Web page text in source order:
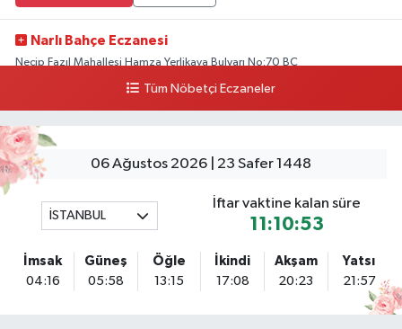
Narlı Bahçe Eczanesi
Necip Fazıl Mahallesi Hamza Yerlikaya Bulvarı No:70 BC
Yol Tarifi Al
Erenköy Rüzgar Eczanesi
Erenköy Mahallesi Kantarcırıza Sokak No:23 B
Serenay Eczanesi
Mimar Sinan Merkez Mahallesi Bayar Sokak No:35 A MİMARSİNAN
DEVLET HASTANESİNİN ÜST GEÇİDİNDEN KARŞI YOLA GEÇİNCE 200M
YÜRÜME MESAFESİ
Tüm Nöbetçi Eczaneler
06 Ağustos 2026 | 23 Safer 1448
İSTANBUL
İftar vaktine kalan süre
11:10:52
İmsak
04:16
Güneş
05:58
Öğle
13:15
İkindi
17:08
Akşam
20:23
Yatsı
21:57